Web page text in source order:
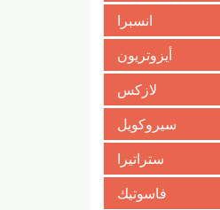
انسبرا
أيزوتريون
لازكس
سيروكويل
ستراتيرا
فاسوتيك